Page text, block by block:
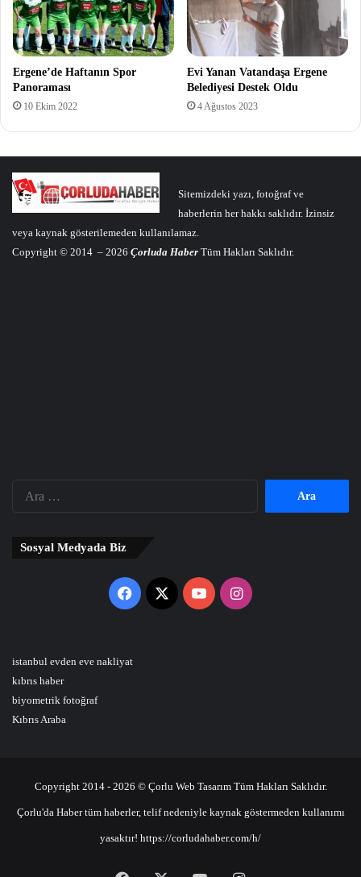
Ergene’de Haftanın Spor
Panoraması
10 Ekim 2022
Evi Yanan Vatandaşa Ergene
Belediyesi Destek Oldu
4 Ağustos 2023
Sitemizdeki yazı, fotoğraf ve
haberlerin her hakkı saklıdır. İzinsiz
veya kaynak gösterilemeden kullanılamaz.
Copyright © 2014 – 2026 Çorluda Haber Tüm Hakları Saklıdır.
Sosyal Medyada Biz
Facebook
X YouTubeInstagram
istanbul evden eve nakliyat
kıbrıs haber
biyometrik fotoğraf
Kıbrıs Araba
Copyright 2014 - 2026 © Çorlu Web Tasarım Tüm Hakları Saklıdır.
Çorlu'da Haber tüm haberler, telif nedeniyle kaynak göstermeden kullanımı
yasaktır! https://corludahaber.com/h/